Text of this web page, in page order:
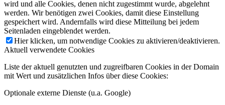
wird und alle Cookies, denen nicht zugestimmt wurde, abgelehnt
werden. Wir benötigen zwei Cookies, damit diese Einstellung
gespeichert wird. Andernfalls wird diese Mitteilung bei jedem
Seitenladen eingeblendet werden.
Hier klicken, um notwendige Cookies zu aktivieren/deaktivieren.
Aktuell verwendete Cookies
Liste der aktuell genutzten und zugreifbaren Cookies in der Domain
mit Wert und zusätzlichen Infos über diese Cookies:
Optionale externe Dienste (u.a. Google)